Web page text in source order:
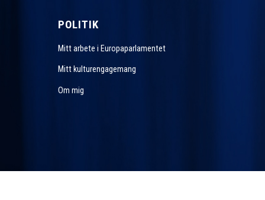
POLITIK
Mitt arbete i Europaparlamentet
Mitt kulturengagemang
Om mig